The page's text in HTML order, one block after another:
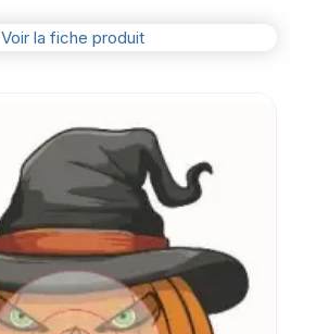
Voir la fiche produit